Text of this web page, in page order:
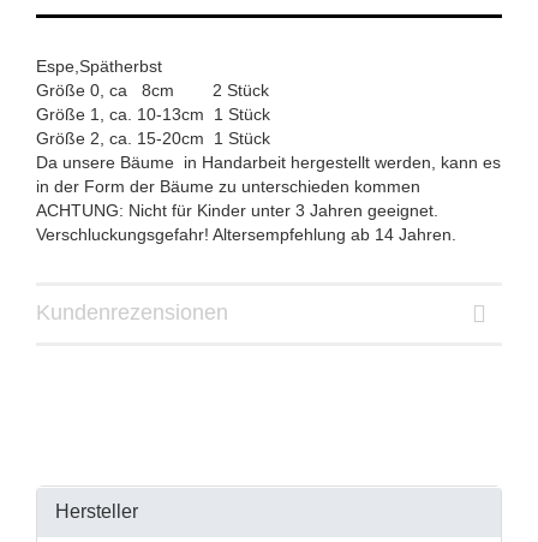
Espe,Spätherbst
Größe 0, ca 8cm 2 Stück
Größe 1, ca. 10-13cm 1 Stück
Größe 2, ca. 15-20cm 1 Stück
Da unsere Bäume in Handarbeit hergestellt werden, kann es
in der Form der Bäume zu unterschieden kommen
ACHTUNG: Nicht für Kinder unter 3 Jahren geeignet.
Verschluckungsgefahr! Altersempfehlung ab 14 Jahren.
Kundenrezensionen
Hersteller